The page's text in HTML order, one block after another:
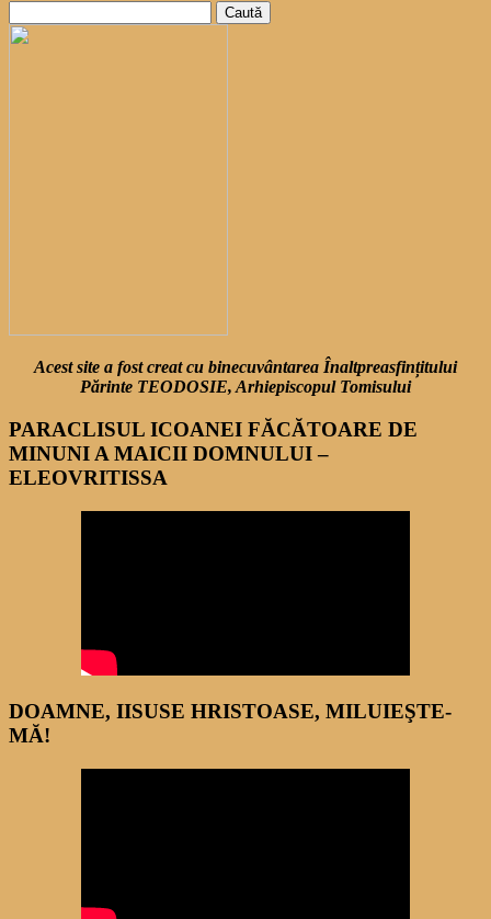
după:
Acest site a fost creat cu binecuvântarea Înaltpreasfințitului
Părinte TEODOSIE, Arhiepiscopul Tomisului
PARACLISUL ICOANEI FĂCĂTOARE DE
MINUNI A MAICII DOMNULUI –
ELEOVRITISSA
DOAMNE, IISUSE HRISTOASE, MILUIEŞTE-
MĂ!